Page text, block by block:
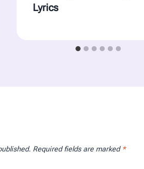
Lyrics
Required fields are marked *